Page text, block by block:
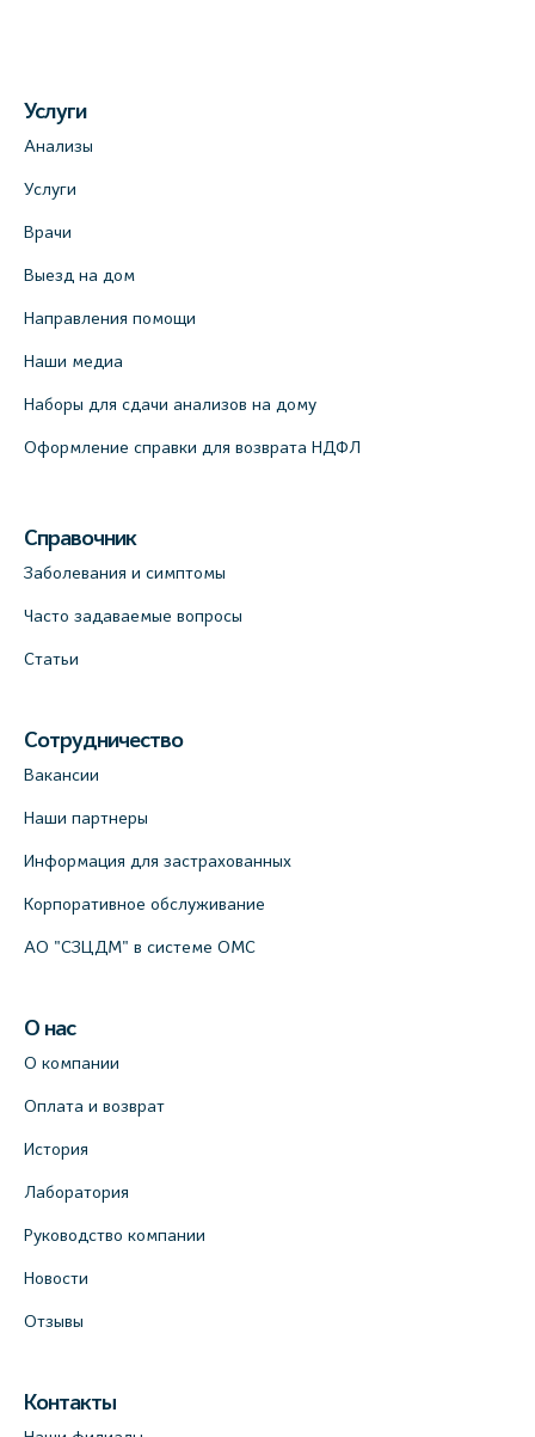
Услуги
Анализы
Услуги
Врачи
Выезд на дом
Направления помощи
Наши медиа
Наборы для сдачи анализов на дому
Оформление справки для возврата НДФЛ
Справочник
Заболевания и симптомы
Часто задаваемые вопросы
Статьи
Сотрудничество
Вакансии
Наши партнеры
Информация для застрахованных
Корпоративное обслуживание
АО "СЗЦДМ" в системе ОМС
О нас
О компании
Оплата и возврат
История
Лаборатория
Руководство компании
Новости
Отзывы
Контакты